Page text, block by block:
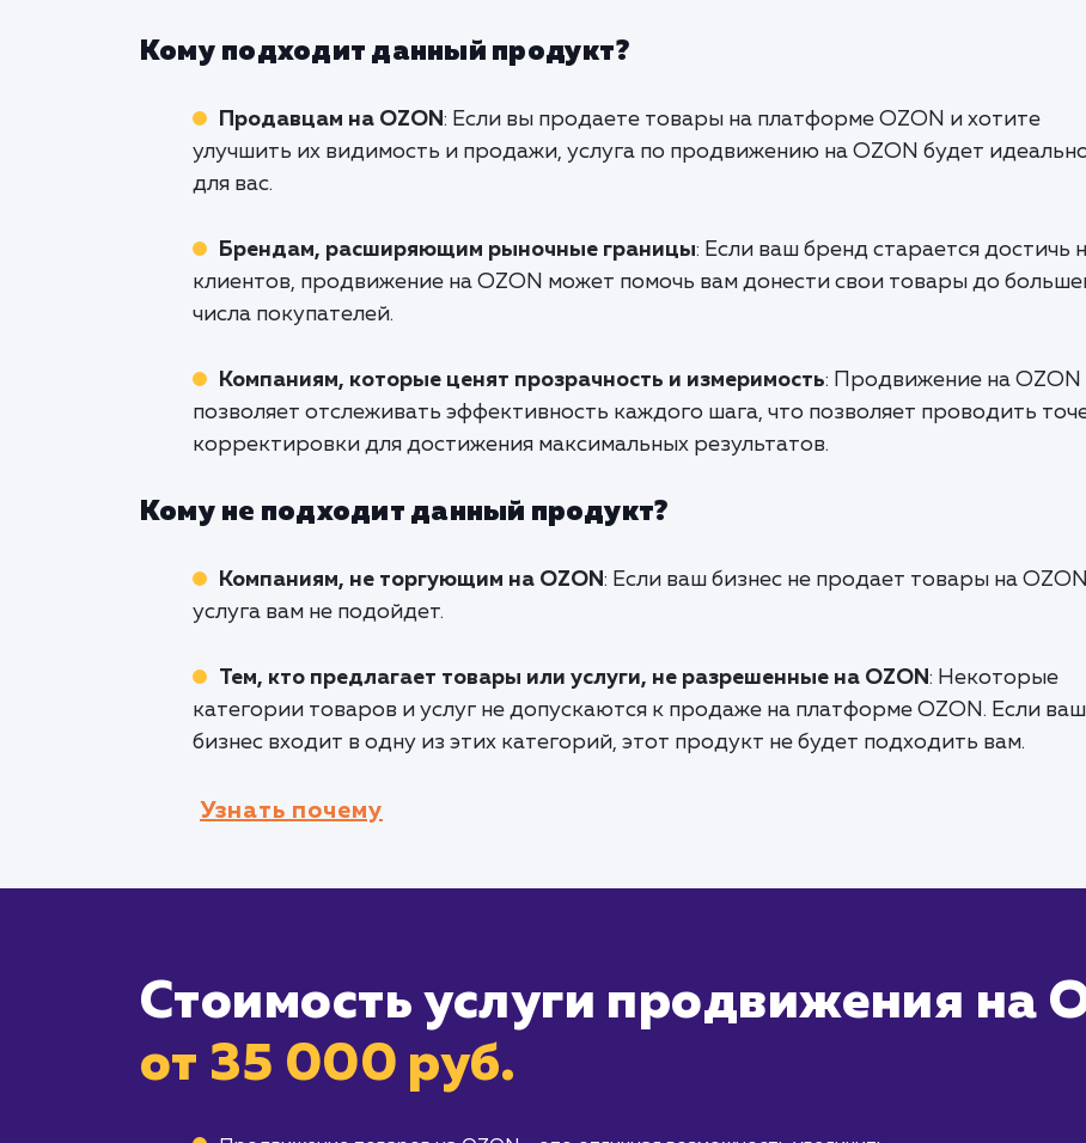
Кому подходит данный продукт?
Продавцам на OZON: Если вы продаете товары на платформе OZON и хотите
улучшить их видимость и продажи, услуга по продвижению на OZON будет
для вас.
Брендам, расширяющим рыночные границы: Если ваш бренд старается достичь
клиентов, продвижение на OZON может помочь вам донести свои товары до
числа покупателей.
Компаниям, которые ценят прозрачность и измеримость: Продвижение на OZON
позволяет отслеживать эффективность каждого шага, что позволяет проводить
корректировки для достижения максимальных результатов.
Кому не подходит данный продукт?
Компаниям, не торгующим на OZON: Если ваш бизнес не продает товары на
услуга вам не подойдет.
Тем, кто предлагает товары или услуги, не разрешенные на OZON: Некоторые
категории товаров и услуг не допускаются к продаже на платформе OZON. Если ваш
бизнес входит в одну из этих категорий, этот продукт не будет подходить вам.
Узнать почему
Стоимость услуги продвижения на
от 35 000 руб.